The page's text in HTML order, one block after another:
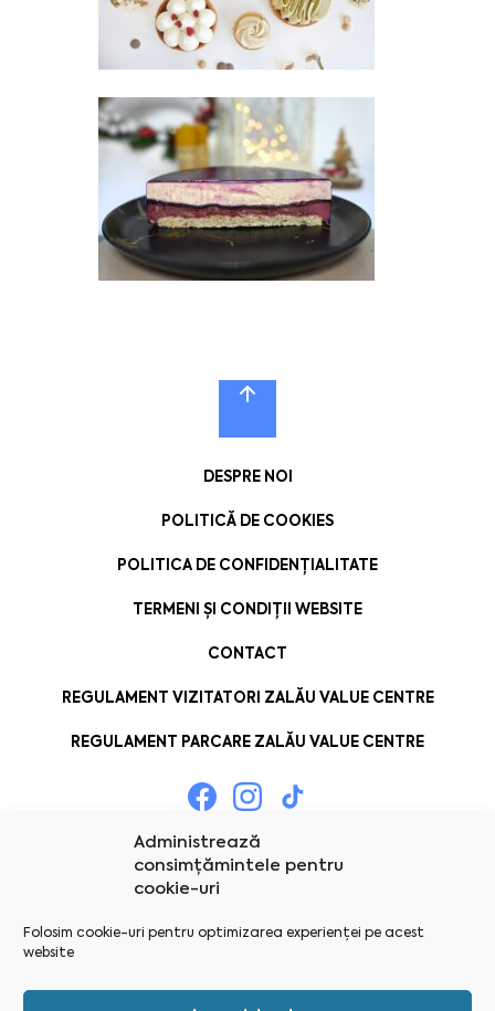
Administrează
consimțămintele pentru
cookie-uri
Folosim cookie-uri pentru optimizarea experienței pe acest
website
DESPRE NOI
POLITICĂ DE COOKIES
POLITICA DE CONFIDENȚIALITATE
TERMENI ȘI CONDIȚII WEBSITE
CONTACT
REGULAMENT VIZITATORI ZALĂU VALUE CENTRE
REGULAMENT PARCARE ZALĂU VALUE CENTRE